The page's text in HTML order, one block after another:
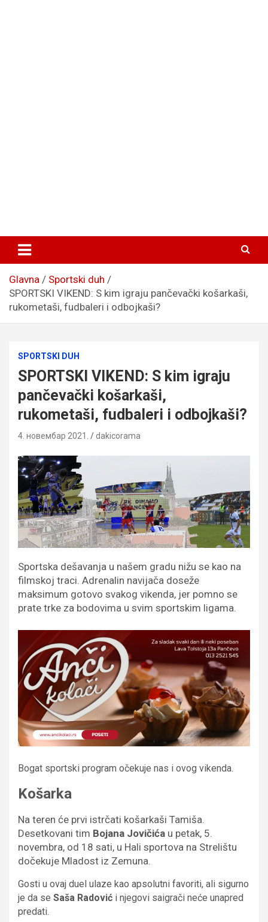
Glavna
Sportski duh
SPORTSKI VIKEND: S kim igraju pančevački košarkaši,
rukometaši, fudbaleri i odbojkaši?
SPORTSKI DUH
SPORTSKI VIKEND: S kim igraju
pančevački košarkaši,
rukometaši, fudbaleri i odbojkaši?
4. новембар 2021. dakicorama
Sportska dešavanja u našem gradu nižu se kao na
filmskoj traci. Adrenalin navijača doseže
maksimum gotovo svakog vikenda, jer pomno se
prate trke za bodovima u svim sportskim ligama.
Bogat sportski program očekuje nas i ovog vikenda.
Košarka
Na teren će prvi istrčati košarkaši Tamiša.
Desetkovani tim Bojana Jovičića u petak, 5.
novembra, od 18 sati, u Hali sportova na Strelištu
dočekuje Mladost iz Zemuna.
Gosti u ovaj duel ulaze kao apsolutni favoriti, ali sigurno
je da se Saša Radović i njegovi saigrači neće unapred
predati.